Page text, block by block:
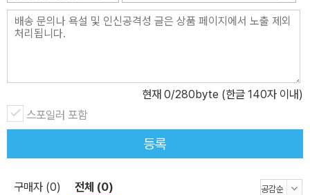
현재 0/280byte (한글 140자 이내)
스포일러 포함
등록
구매자 (0) 전체 (0)